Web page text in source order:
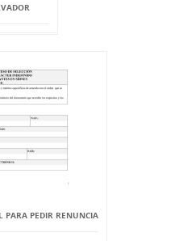
PARA PEDIR RENUNCIA